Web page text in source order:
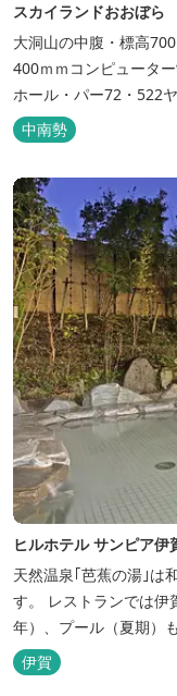
スカイランドおおぼら
大洞山の中腹・標高
400ｍｍコンピュータ
ホール・パー72・522
中南勢
ヒルホテル サンピア
天然温泉｢芭蕉の湯｣は
す。 レストランでは伊
年）、プール（夏期）
を常設しております。 ★ＨＰが新しくなりました！
http://www.hh-sunpia-
伊賀